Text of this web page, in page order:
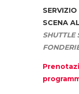
SCENA
SHUTTLE